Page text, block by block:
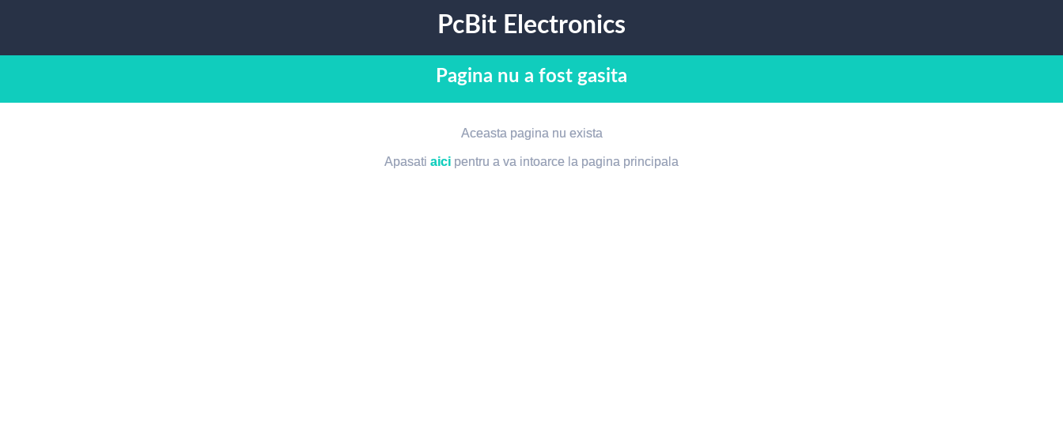
PcBit Electronics
Pagina nu a fost gasita
Aceasta pagina nu exista
Apasati aici pentru a va intoarce la pagina principala